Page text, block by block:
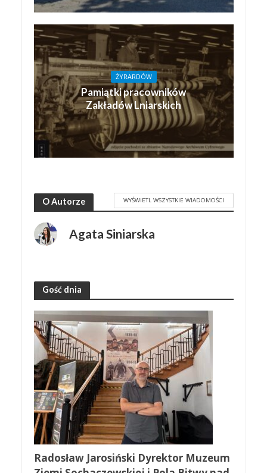
ŻYRARDÓW
Pamiątki pracowników
Zakładów Lniarskich
O Autorze WYŚWIETL WSZYSTKIE WIADOMOŚCI
Agata Siniarska
Gość dnia
Radosław Jarosiński Dyrektor Muzeum